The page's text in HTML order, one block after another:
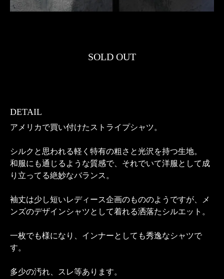
SOLD OUT
DETAIL
アメリカで買い付けたストライプシャツ。
シルクと思われる軽く特有の粗さと光沢を持つ生地。
和服にも通じるような質感で、それでいて洋服として成
り立ってる絶妙なバランス。
袖丈は少し短いレディース企画のもののようですが、メ
ンズのデザインシャツとして着れる洒落たシルエット。
一枚でも様になり、インナーとしても秀逸なシャツで
す。
多少の汚れ、スレ等あります。